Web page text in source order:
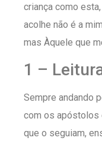
criança como
acolhe não é a
mas Àquele que
1 –
Sempre andando
com os apóstolos
que o seguiam,